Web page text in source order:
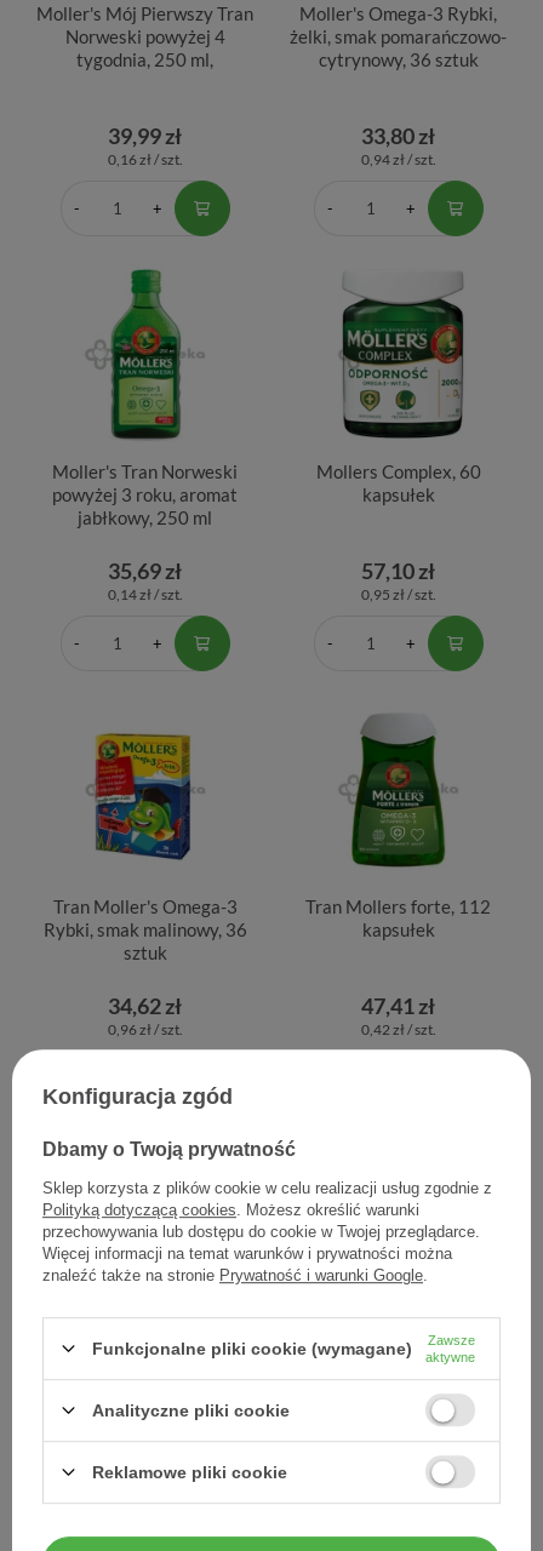
Moller's Mój Pierwszy Tran
Norweski powyżej 4
tygodnia, 250 ml,
39,99 zł
0,16 zł / szt.
Moller's Omega-3 Rybki,
żelki, smak pomarańczowo-
cytrynowy, 36 sztuk
33,80 zł
0,94 zł / szt.
Moller's Tran Norweski
powyżej 3 roku, aromat
jabłkowy, 250 ml
35,69 zł
0,14 zł / szt.
Mollers Complex, 60
kapsułek
57,10 zł
0,95 zł / szt.
Tran Moller's Omega-3
Rybki, smak malinowy, 36
sztuk
34,62 zł
0,96 zł / szt.
Tran Mollers forte, 112
kapsułek
47,41 zł
0,42 zł / szt.
Tran Mollers forte, 60
kapsułek
27,66 zł
0,46 zł / szt.
Tran Mollers Norweski,
aromat cytrynowy, 150 ml
30,80 zł
0,21 zł / szt.
Konfiguracja zgód
Dbamy o Twoją prywatność
Sklep korzysta z plików cookie w celu realizacji usług zgodnie z
Polityką dotyczącą cookies . Możesz określić warunki
przechowywania lub dostępu do cookie w Twojej przeglądarce.
Więcej informacji na temat warunków i prywatności można
znaleźć także na stronie Prywatność i warunki Google
Funkcjonalne pliki cookie (wymagane)
Zawsze
aktywne
Analityczne pliki cookie
Reklamowe pliki cookie